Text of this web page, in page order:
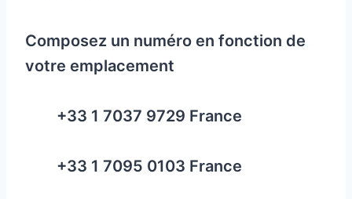
Composez un numéro en fonction de
votre emplacement
+33 1 7037 9729 France
+33 1 7095 0103 France